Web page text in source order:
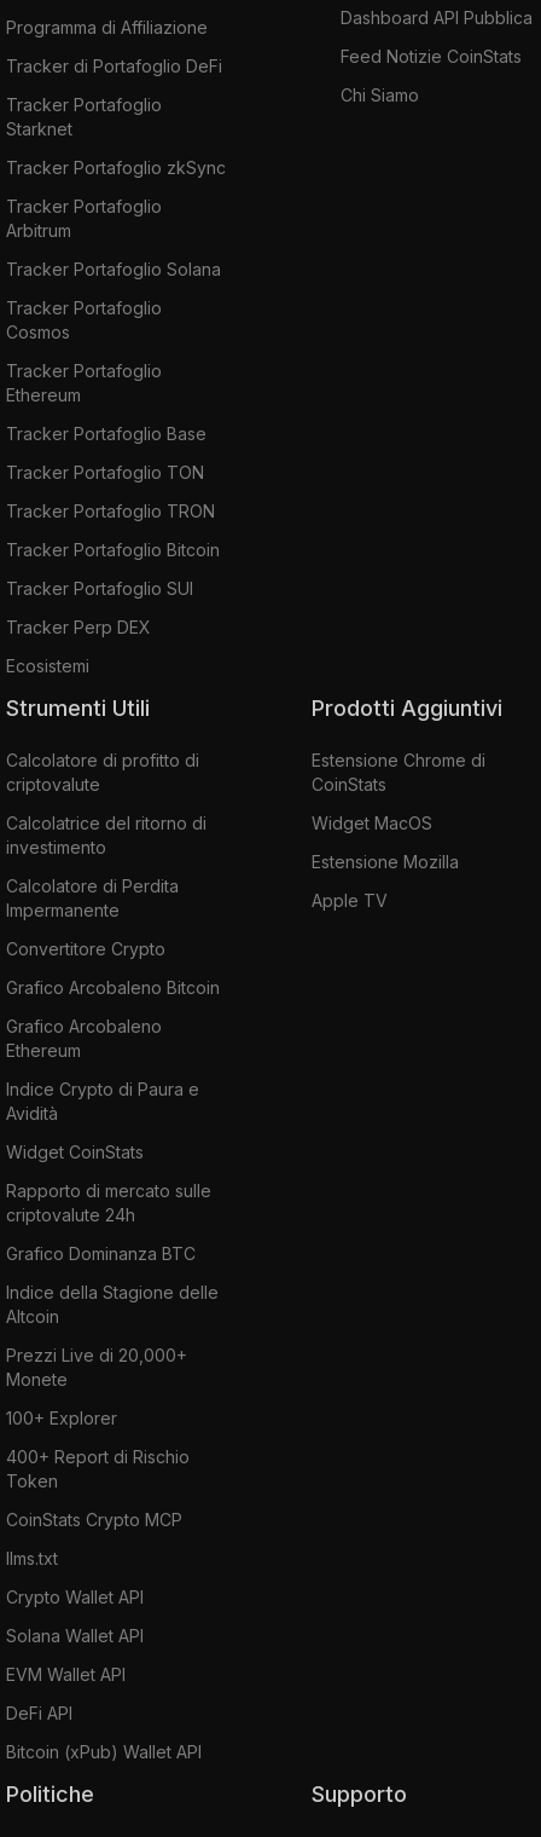
Programma di Affiliazione
Tracker di Portafoglio DeFi
Tracker Portafoglio
Starknet
Tracker Portafoglio zkSync
Tracker Portafoglio
Arbitrum
Tracker Portafoglio Solana
Tracker Portafoglio
Cosmos
Tracker Portafoglio
Ethereum
Tracker Portafoglio Base
Tracker Portafoglio TON
Tracker Portafoglio TRON
Tracker Portafoglio Bitcoin
Tracker Portafoglio SUI
Tracker Perp DEX
Ecosistemi
Dashboard API Pubblica
Feed Notizie CoinStats
Chi Siamo
Strumenti Utili
Calcolatore di profitto di
criptovalute
Calcolatrice del ritorno di
investimento
Calcolatore di Perdita
Impermanente
Convertitore Crypto
Grafico Arcobaleno Bitcoin
Grafico Arcobaleno
Ethereum
Indice Crypto di Paura e
Avidità
Widget CoinStats
Rapporto di mercato sulle
criptovalute 24h
Grafico Dominanza BTC
Indice della Stagione delle
Altcoin
Prezzi Live di 20,000+
Monete
100+ Explorer
400+ Report di Rischio
Token
CoinStats Crypto MCP
llms.txt
Crypto Wallet API
Solana Wallet API
EVM Wallet API
DeFi API
Bitcoin (xPub) Wallet API
Prodotti Aggiuntivi
Estensione Chrome di
CoinStats
Widget MacOS
Estensione Mozilla
Apple TV
Politiche Supporto